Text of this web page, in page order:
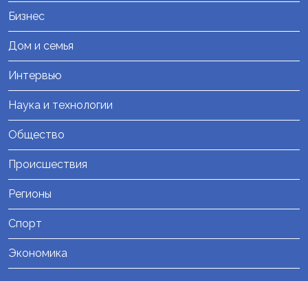
Бизнес
Дом и семья
Интервью
Наука и технологии
Общество
Происшествия
Регионы
Спорт
Экономика